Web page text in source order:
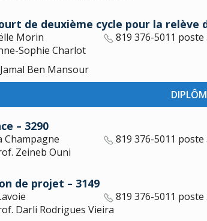
de deuxième cycle pour la relève
Morin 819 376-5011 poste
Sophie Charlot
Ben Mansour
– 3290
Champagne 819 376-5011 poste
Zeineb Ouni
de projet – 3149
819 376-5011 poste
Darli Rodrigues Vieira